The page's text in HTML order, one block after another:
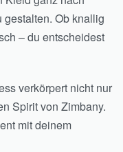
Ob knallig
– du entscheidest
verkörpert nicht nur
Spirit von Zimbany.
mit deinem